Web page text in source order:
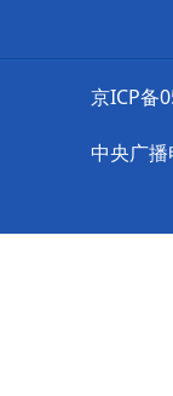
京ICP备
中央广